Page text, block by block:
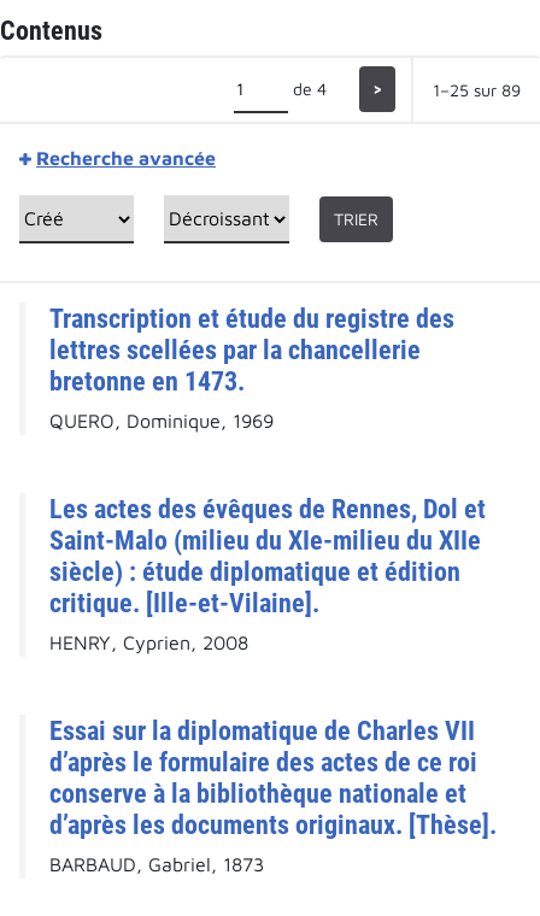
Contenus
de 4 > 1–25 sur 89
Recherche avancée
TRIER
Transcription et étude du registre des
lettres scellées par la chancellerie
bretonne en 1473.
QUERO, Dominique, 1969
Les actes des évêques de Rennes, Dol et
Saint-Malo (milieu du XIe-milieu du XIIe
siècle) : étude diplomatique et édition
critique. [Ille-et-Vilaine].
HENRY, Cyprien, 2008
Essai sur la diplomatique de Charles VII
d’après le formulaire des actes de ce roi
conserve à la bibliothèque nationale et
d’après les documents originaux. [Thèse].
BARBAUD, Gabriel, 1873